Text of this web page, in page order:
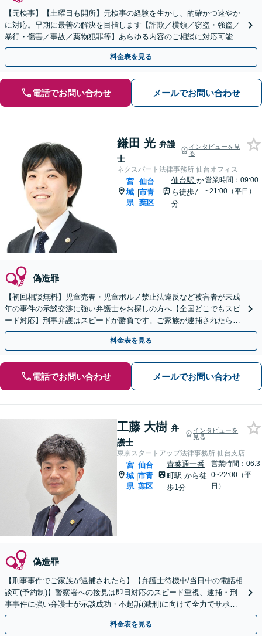
【元検事】【土曜日も開所】元検事の経験を生かし、的確かつ速やか
に対応。早期に最善の解決を目指します【詐欺／横領／窃盗・強盗／
暴行・傷害／事故／薬物犯罪等】あらゆる内容のご相談に対応可能で
す【青葉通一番町駅徒歩5分】
料金表を見る
電話でお問い合わせ メールでお問い合わせ
鎌田 光 弁護
士
インタビューを見
る
ネクスパート法律事務所 仙台オフィス
宮
城
県
|
仙台
市青
葉区
仙台駅 か
ら徒歩7
分
営業時間：09:00
~21:00（平日）
偽造罪
【初回相談無料】児童売春・児童ポルノ禁止法違反など被害者が未成
年の事件の示談交渉に強い弁護士をお探しの方へ【全国どこでもスピ
ード対応】刑事弁護はスピードが勝負です。ご家族が逮捕されたら一
刻も早くご相談ください【24時間365日相談受付】
料金表を見る
電話でお問い合わせ メールでお問い合わせ
工藤 大樹 弁
護士
インタビューを
見る
東京スタートアップ法律事務所 仙台支店
宮
城
県
|
仙台
市青
葉区
青葉通一番
町駅 から徒
歩1分
営業時間：06:3
0~22:00（平
日）
偽造罪
【刑事事件でご家族が逮捕されたら】【弁護士待機中/当日中の電話相
談可(予約制)】警察署への接見は即日対応のスピード重視、逮捕・刑
事事件に強い弁護士が示談成功・不起訴(減刑)に向けて全力でサポー
トします。【加害者側の相談専門】
料金表を見る